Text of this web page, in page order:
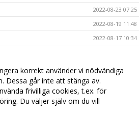
2022-08-23 07:25
2022-08-19 11:48
2022-08-17 10:34
2022-08-04 15:09
2022-08-03 07:31
tour! 2022-07-23 18:00
korrekt använder vi nödvändiga
Dessa går inte att stänga av.
frivilliga cookies, t.ex. för
Du väljer själv om du vill